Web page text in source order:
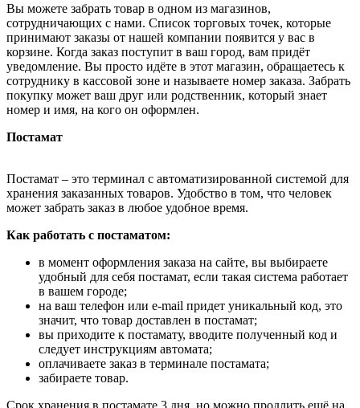
Вы можете забрать товар в одном из магазинов,
сотрудничающих с нами. Список торговых точек, которые
принимают заказы от нашей компании появится у вас в
корзине. Когда заказ поступит в ваш город, вам придёт
уведомление. Вы просто идёте в этот магазин, обращаетесь к
сотруднику в кассовой зоне и называете номер заказа. Забрать
покупку может ваш друг или родственник, который знает
номер и имя, на кого он оформлен.
Постамат
Постамат – это терминал с автоматизированной системой для
хранения заказанных товаров. Удобство в том, что человек
может забрать заказ в любое удобное время.
Как работать с постаматом:
в момент оформления заказа на сайте, вы выбираете
удобный для себя постамат, если такая система работает
в вашем городе;
на ваш телефон или e-mail придет уникальный код, это
значит, что товар доставлен в постамат;
вы приходите к постамату, вводите полученный код и
следует инструкциям автомата;
оплачиваете заказ в терминале постамата;
забираете товар.
Срок хранения в постамате 3 дня, но можно продлить ещё на